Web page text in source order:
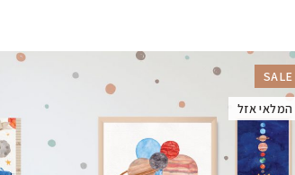
SALE
המלאי אזל